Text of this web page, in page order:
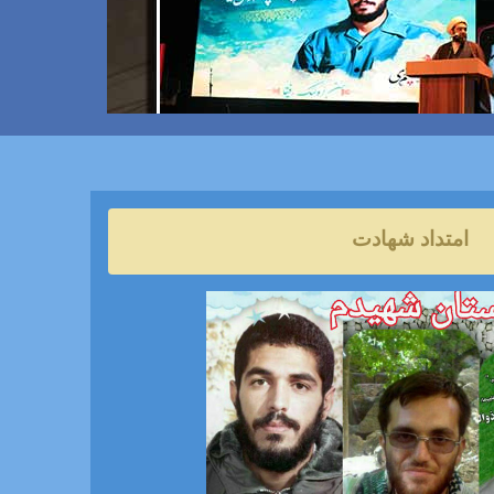
امتداد شهادت